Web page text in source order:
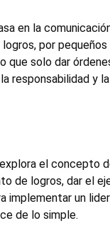
en la
por pequeños
que solo dar
responsabilidad y
el
de logros, dar el
implementar un
de lo simple.